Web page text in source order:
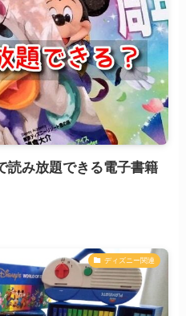
読み放題できる電子書籍
ディズニー関連